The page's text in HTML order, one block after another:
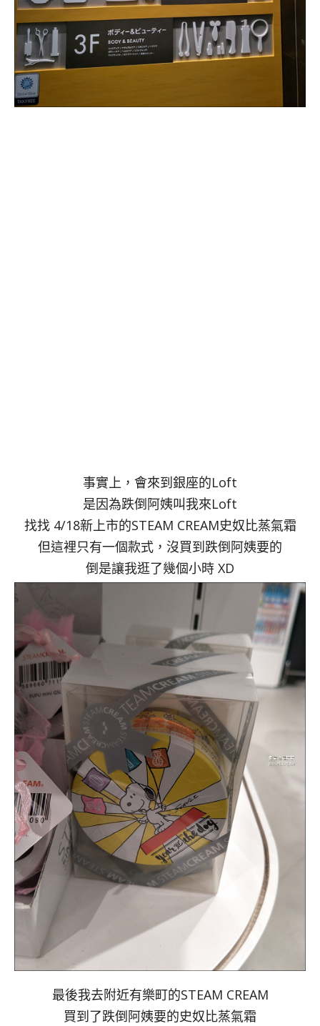
事實上，會來到銀座的Loft
是因為跌倒阿姨叫我來Loft
找找 4/18新上市的STEAM CREAM史奴比蒸氣霜
但這裡只有一個款式，沒買到跌倒阿姨要的
倒是讓我逛了幾個小時 XD
最後我去附近有樂町的STEAM CREAM
買到了跌倒阿姨要的史奴比蒸氣霜